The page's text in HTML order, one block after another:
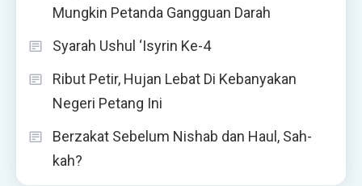
Mungkin Petanda Gangguan Darah
Syarah Ushul ‘Isyrin Ke-4
Ribut Petir, Hujan Lebat Di Kebanyakan
Negeri Petang Ini
Berzakat Sebelum Nishab dan Haul, Sah-
kah?